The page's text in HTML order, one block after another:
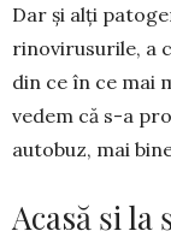
Dar și alți
rinovirusurile, a
din ce în ce mai
vedem că s-a
autobuz, mai
Acasă și la